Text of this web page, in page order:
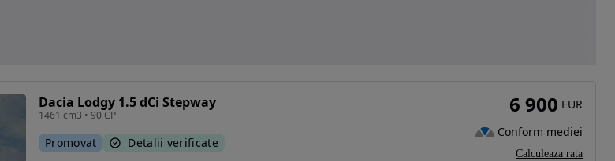
Dacia Lodgy 1.5 dCi Stepway
1461 cm3 • 90 CP
Promovat Detalii verificate
6 900 EUR
Conform mediei
Calculeaza rata